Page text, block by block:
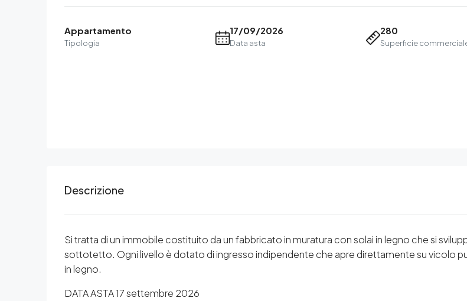
Appartamento
Tipologia
17/09/2026
Data asta
280
Superficie
Descrizione
Si tratta di un immobile costituito da un fabbricato in muratura con solai in legno che si
sottotetto. Ogni livello è dotato di ingresso indipendente che apre direttamente su vicolo
in legno.
DATA ASTA 17 settembre 2026